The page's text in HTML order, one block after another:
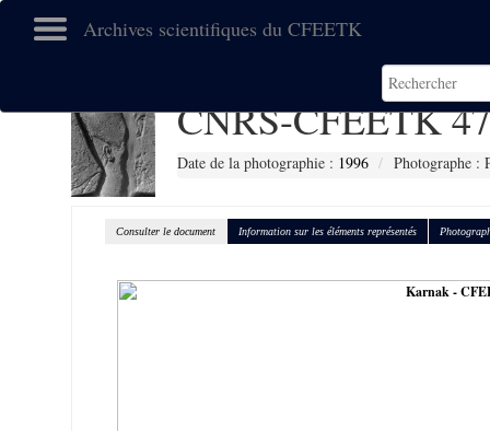
Archives scientifiques du CFEETK
CNRS-CFEETK
Date de la photographie : 1996 Photographe :
Consulter le document Information sur les éléments représentés